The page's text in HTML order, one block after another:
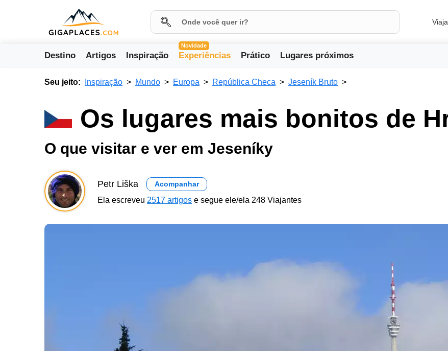
Destino Artigos Inspiração
Novidade
Experiências Prático Lugares próximos
Seu jeito: Inspiração Mundo Europa República Checa Jeseník Bruto
Os lugares mais bonitos de
O que visitar e ver em Jeseníky
Petr Liška Acompanhar
Ela escreveu 2517 artigos e segue ele/ela 248 Viajantes